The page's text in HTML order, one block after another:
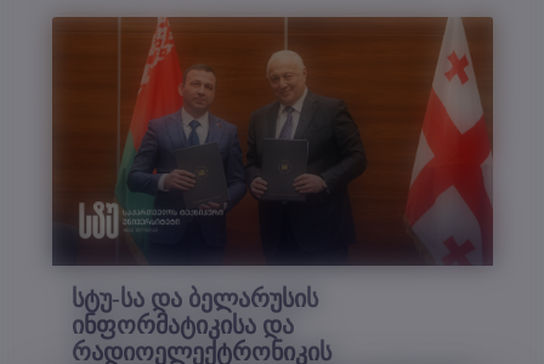
სტუ-სა და ბელარუსის
ინფორმატიკისა და
რადიოელექტრონიკის